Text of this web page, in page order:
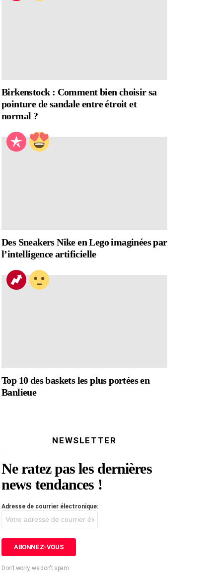
Birkenstock : Comment bien choisir sa
pointure de sandale entre étroit et
normal ?
Des Sneakers Nike en Lego imaginées par
l’intelligence artificielle
Top 10 des baskets les plus portées en
Banlieue
NEWSLETTER
Ne ratez pas les dernières
news tendances !
Adresse de courrier électronique:
Don't worry, we don't spam